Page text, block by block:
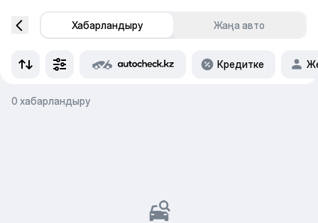
Хабарландыру Жаңа авто
Кредитке
0 хабарландыру